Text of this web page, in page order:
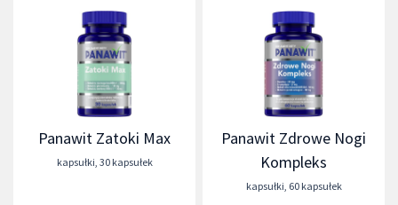
Panawit Zatoki Max
kapsułki, 30 kapsułek
Panawit Zdrowe Nogi
Kompleks
kapsułki, 60 kapsułek